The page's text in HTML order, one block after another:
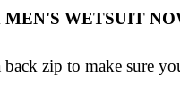
WETSUIT
zip to make sure